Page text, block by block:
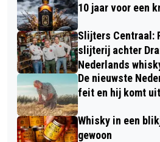
10 jaar voor een
Slijters Centraal:
slijterij achter
Nederlands
De nieuwste
feit en hij komt
Whisky in een
gewoon